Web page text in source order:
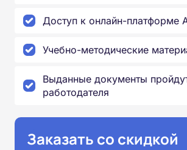
Доступ к онлайн-платформе
Учебно-методические
Выданные документы
работодателя
Заказать со скидкой